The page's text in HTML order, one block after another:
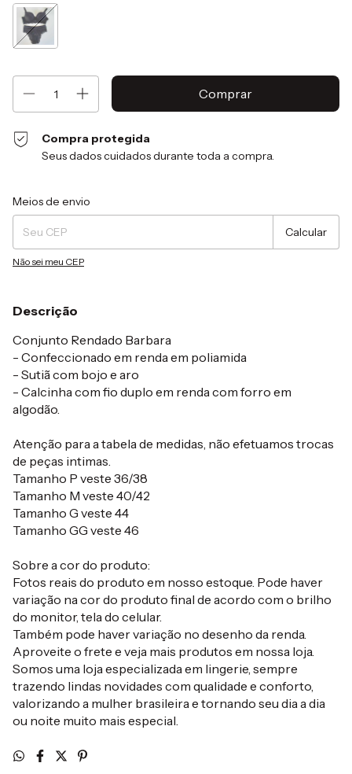
Compra protegida
Seus dados cuidados durante toda a compra.
Entregas para o CEP:
Meios de envio
Calcular
Não sei meu CEP
Descrição
Conjunto Rendado Barbara
- Confeccionado em renda em poliamida
- Sutiã com bojo e aro
- Calcinha com fio duplo em renda com forro em
algodão.
Atenção para a tabela de medidas, não efetuamos trocas
de peças intimas.
Tamanho P veste 36/38
Tamanho M veste 40/42
Tamanho G veste 44
Tamanho GG veste 46
Sobre a cor do produto:
Fotos reais do produto em nosso estoque. Pode haver
variação na cor do produto final de acordo com o brilho
do monitor, tela do celular.
Também pode haver variação no desenho da renda.
Aproveite o frete e veja mais produtos em nossa loja.
Somos uma loja especializada em lingerie, sempre
trazendo lindas novidades com qualidade e conforto,
valorizando a mulher brasileira e tornando seu dia a dia
ou noite muito mais especial.